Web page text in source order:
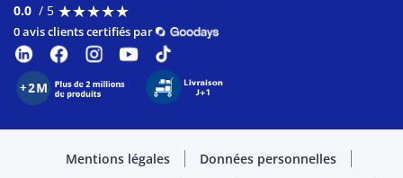
0.0 / 5 ★★★★★
★★★★★
0 avis clients certifiés par
Mentions légales
Données personnelles